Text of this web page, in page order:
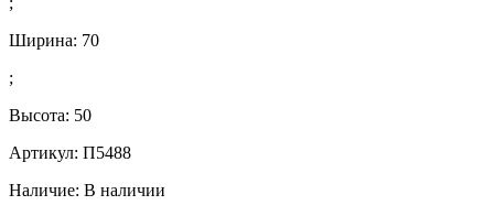
Ширина: 70
;
Высота: 50
Артикул: П5488
Наличие: В наличии